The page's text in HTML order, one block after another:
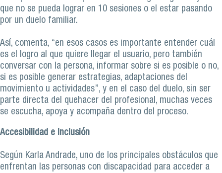
que no se pueda lograr en 10 sesiones o el estar pasando
por un duelo familiar.
Así, comenta, “en esos casos es importante entender cuál
es el logro al que quiere llegar el usuario, pero también
conversar con la persona, informar sobre si es posible o no,
si es posible generar estrategias, adaptaciones del
movimiento u actividades”, y en el caso del duelo, sin ser
parte directa del quehacer del profesional, muchas veces
se escucha, apoya y acompaña dentro del proceso.
Accesibilidad e Inclusión
Según Karla Andrade, uno de los principales obstáculos que
enfrentan las personas con discapacidad para acceder a